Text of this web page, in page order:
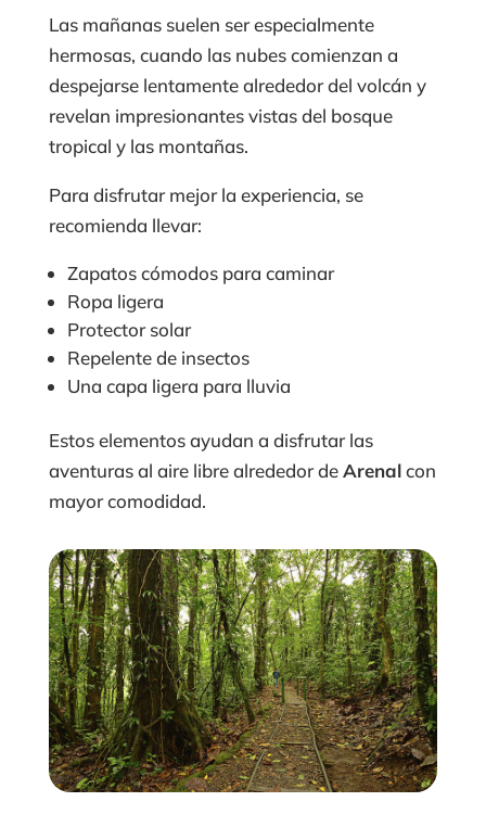
Las mañanas suelen ser especialmente
hermosas, cuando las nubes comienzan a
despejarse lentamente alrededor del volcán y
revelan impresionantes vistas del bosque
tropical y las montañas.
Para disfrutar mejor la experiencia, se
recomienda llevar:
Zapatos cómodos para caminar
Ropa ligera
Protector solar
Repelente de insectos
Una capa ligera para lluvia
Estos elementos ayudan a disfrutar las
aventuras al aire libre alrededor deArenalcon
mayor comodidad.